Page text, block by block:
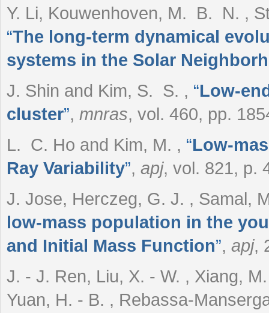
Y. Li, Kouwenhoven, M. B. N. ,
“The long-term dynamical
systems in the Solar
J. Shin and Kim, S. S. , “Low-
cluster”, mnras, vol. 460, pp.
L. C. Ho and Kim, M. , “Low-
Ray Variability”, apj, vol. 821, p.
J. Jose, Herczeg, G. J. , Samal,
low-mass population in the
and Initial Mass Function”, apj,
J. - J. Ren, Liu, X. - W. , Xiang,
Yuan, H. - B. , Rebassa-